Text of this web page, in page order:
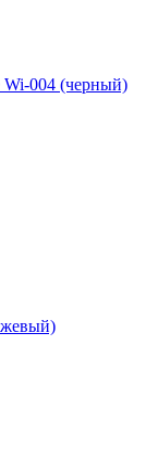
Wi-004 (черный)